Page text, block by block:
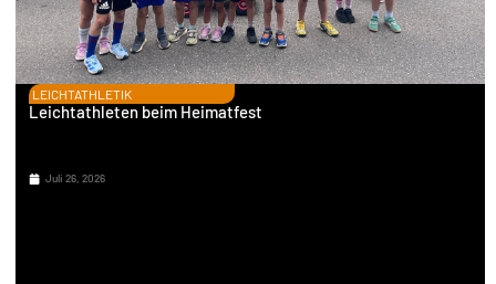
LEICHTATHLETIK
Leichtathleten beim Heimatfest
Juli 26, 2026